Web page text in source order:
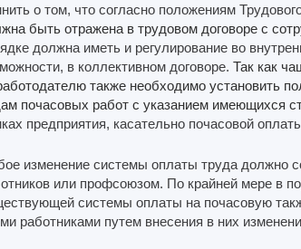
о том, что согласно положениям
быть отражена в трудовом договоре с
должна иметь и регулирование во
в коллективном договоре. Так как
также необходимо установить
почасовых работ с указанием имеющихся
предприятия, касательно почасовой
изменение системы оплаты труда должно
или профсоюзом. По крайней мере в
системы оплаты на почасовую
работниками путем внесения в них